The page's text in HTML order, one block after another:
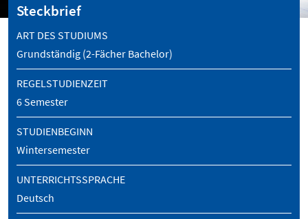
Steckbrief
ART DES STUDIUMS
Grundständig (2-Fächer Bachelor)
REGELSTUDIENZEIT
6 Semester
STUDIENBEGINN
Wintersemester
UNTERRICHTSSPRACHE
Deutsch